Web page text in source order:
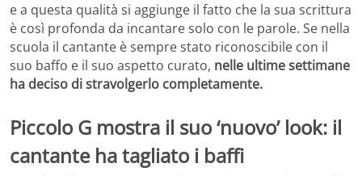
e a questa qualità si aggiunge il fatto che la sua scrittura
è così profonda da incantare solo con le parole. Se nella
scuola il cantante è sempre stato riconoscibile con il
suo baffo e il suo aspetto curato, nelle ultime settimane
ha deciso di stravolgerlo completamente.
Piccolo G mostra il suo ‘nuovo’ look: il
cantante ha tagliato i baffi